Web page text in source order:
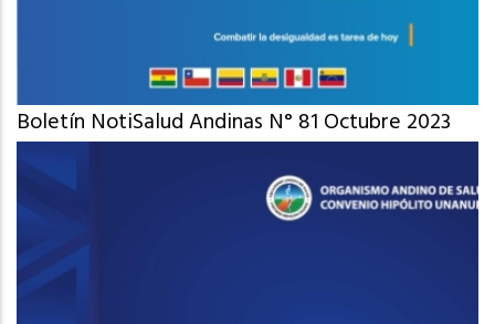
Boletín NotiSalud Andinas N° 81 Octubre 2023